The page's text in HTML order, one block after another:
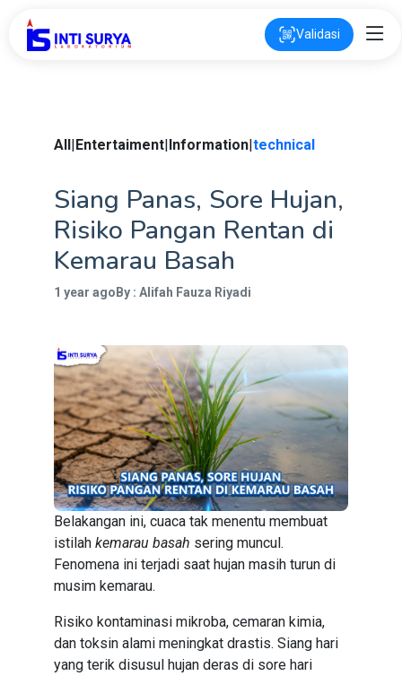
Validasi
All|Entertaiment|Information|technical
Siang Panas, Sore Hujan,
Risiko Pangan Rentan di
Kemarau Basah
1 year ago By : Alifah Fauza Riyadi
Belakangan ini, cuaca tak menentu membuat
istilah kemarau basah sering muncul.
Fenomena ini terjadi saat hujan masih turun di
musim kemarau.
Risiko kontaminasi mikroba, cemaran kimia,
dan toksin alami meningkat drastis. Siang hari
yang terik disusul hujan deras di sore hari